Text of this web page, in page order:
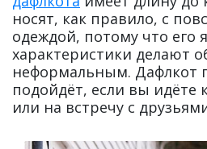
носят, как правило, с
одеждой, потому что его
характеристики делают
неформальным. Дафлкот
подойдёт, если вы идёте
или на встречу с